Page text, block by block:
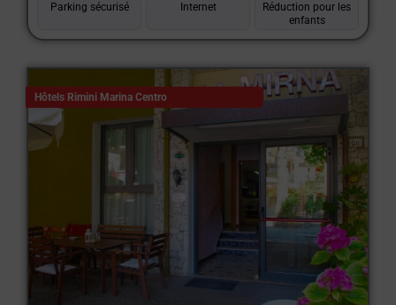
Parking sécurisé
Internet
Réduction pour les
enfants
Hôtels Rimini Marina Centro